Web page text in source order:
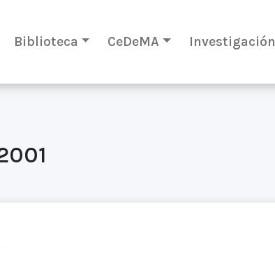
Biblioteca CeDeMA Investigación